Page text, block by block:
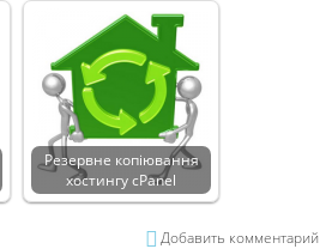
Резервне копіювання
хостингу cPanel
Добавить комментарий